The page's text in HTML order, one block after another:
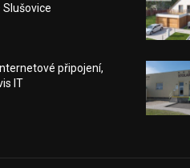
Slušovice
připojení,
IT